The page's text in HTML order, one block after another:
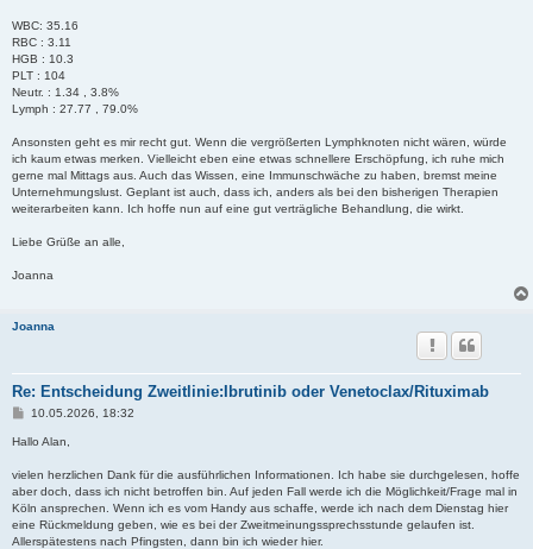
WBC: 35.16
RBC : 3.11
HGB : 10.3
PLT : 104
Neutr. : 1.34 , 3.8%
Lymph : 27.77 , 79.0%
Ansonsten geht es mir recht gut. Wenn die vergrößerten Lymphknoten nicht wären, würde
ich kaum etwas merken. Vielleicht eben eine etwas schnellere Erschöpfung, ich ruhe mich
gerne mal Mittags aus. Auch das Wissen, eine Immunschwäche zu haben, bremst meine
Unternehmungslust. Geplant ist auch, dass ich, anders als bei den bisherigen Therapien
weiterarbeiten kann. Ich hoffe nun auf eine gut verträgliche Behandlung, die wirkt.
Liebe Grüße an alle,
Joanna
Joanna
Re: Entscheidung Zweitlinie:Ibrutinib oder Venetoclax/Rituximab
B
i
r
a
g
10.05.2026, 18:32
Hallo Alan,
vielen herzlichen Dank für die ausführlichen Informationen. Ich habe sie durchgelesen, hoffe
aber doch, dass ich nicht betroffen bin. Auf jeden Fall werde ich die Möglichkeit/Frage mal in
Köln ansprechen. Wenn ich es vom Handy aus schaffe, werde ich nach dem Dienstag hier
eine Rückmeldung geben, wie es bei der Zweitmeinungssprechsstunde gelaufen ist.
Allerspätestens nach Pfingsten, dann bin ich wieder hier.